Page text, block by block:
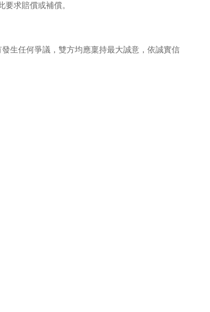
求賠償或補償。
生任何爭議，雙方均應稟持最大誠意，依誠實信